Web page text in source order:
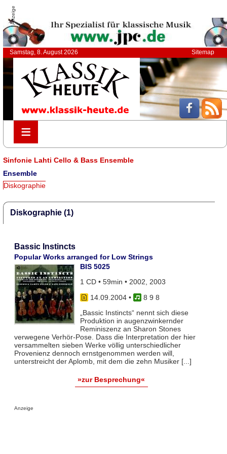
Anzeige
Samstag, 8. August 2026 Sitemap
≡
≡
Sinfonie Lahti Cello & Bass Ensemble
Ensemble
Diskographie
Diskographie (1)
Bassic Instincts
Popular Works arranged for Low Strings
BIS 5025
1 CD • 59min • 2002, 2003
14.09.2004•
8 9 8
„Bassic Instincts“ nennt sich diese
Produktion in augenzwinkernder
Reminiszenz an Sharon Stones
verwegene Verhör-Pose. Dass die Interpretation der hier
versammelten sieben Werke völlig unterschiedlicher
Provenienz dennoch ernstgenommen werden will,
unterstreicht der Aplomb, mit dem die zehn Musiker [...]
»zur Besprechung«
Anzeige